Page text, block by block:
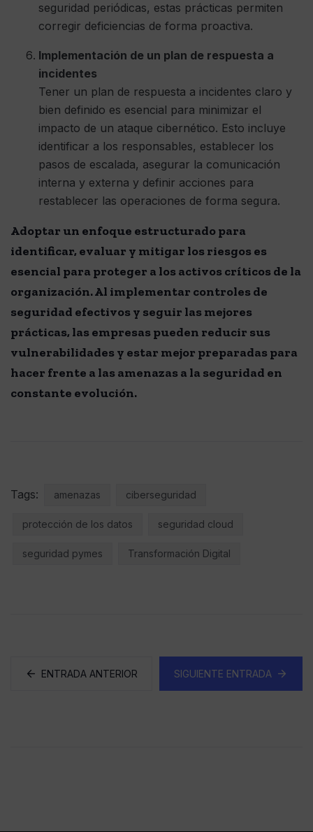
seguridad periódicas, estas prácticas permiten
corregir deficiencias de forma proactiva.
Implementación de un plan de respuesta a
incidentes
Tener un plan de respuesta a incidentes claro y
bien definido es esencial para minimizar el
impacto de un ataque cibernético. Esto incluye
identificar a los responsables, establecer los
pasos de escalada, asegurar la comunicación
interna y externa y definir acciones para
restablecer las operaciones de forma segura.
Adoptar un enfoque estructurado para
identificar, evaluar y mitigar los riesgos es
esencial para proteger a los activos críticos de la
organización. Al implementar controles de
seguridad efectivos y seguir las mejores
prácticas, las empresas pueden reducir sus
vulnerabilidades y estar mejor preparadas para
hacer frente a las amenazas a la seguridad en
constante evolución.
Tags: amenazas ciberseguridad
protección de los datos seguridad cloud
seguridad pymes Transformación Digital
ENTRADA ANTERIOR SIGUIENTE ENTRADA